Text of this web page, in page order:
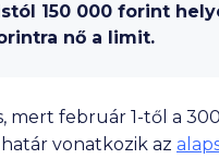
150 000 forint
nő a limit.
mert február 1-től a
vonatkozik az